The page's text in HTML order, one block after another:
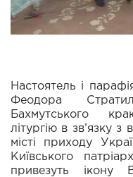
Настоятель і
Феодора
Бахмутського
літургію в зв’язку
місті приходу
Київського
привезуть ікону